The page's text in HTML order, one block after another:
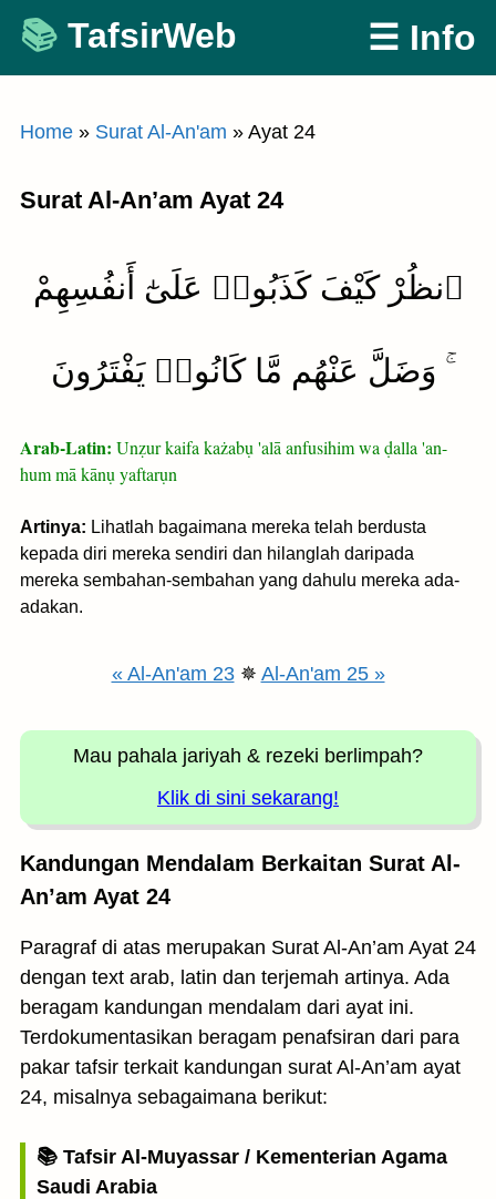
Skip
content
TafsirWeb ☰ Info
Home » Surat Al-An'am » Ayat 24
Surat Al-An’am Ayat 24
ٱنظُرْ كَيْفَ كَذَبُوا۟ عَلَىٰٓ أَنفُسِهِمْ
ۚ وَضَلَّ عَنْهُم مَّا كَانُوا۟ يَفْتَرُونَ
Arab-Latin: Unẓur kaifa każabụ 'alā anfusihim wa ḍalla 'an-
hum mā kānụ yaftarụn
Artinya: Lihatlah bagaimana mereka telah berdusta
kepada diri mereka sendiri dan hilanglah daripada
mereka sembahan-sembahan yang dahulu mereka ada-
adakan.
« Al-An'am 23✵ Al-An'am 25 »
Mau pahala jariyah & rezeki berlimpah?
Klik di sini sekarang!
Kandungan Mendalam Berkaitan Surat Al-
An’am Ayat 24
Paragraf di atas merupakan Surat Al-An’am Ayat 24
dengan text arab, latin dan terjemah artinya. Ada
beragam kandungan mendalam dari ayat ini.
Terdokumentasikan beragam penafsiran dari para
pakar tafsir terkait kandungan surat Al-An’am ayat
24, misalnya sebagaimana berikut:
📚 Tafsir Al-Muyassar / Kementerian Agama
Saudi Arabia